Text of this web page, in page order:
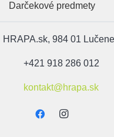
Darčekové predmety
HRAPA.sk, 984 01
+421 918 286 012
kontakt@hrapa.sk